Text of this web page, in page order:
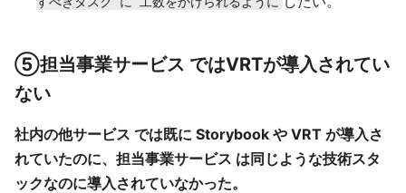
⑤担当事業サービス ではVRTが導入されてい
ない
社内の他サービス では既に Storybook や VRT が導入さ
れていたのに、担当事業サービス は同じような技術スタ
ックなのに導入されていなかった。